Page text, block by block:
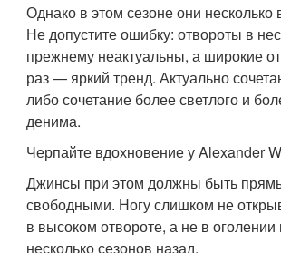
Однако в этом сезоне они
Не допустите ошибку: отвороты в
прежнему неактуальны, а широкие
раз — яркий тренд. Актуально
либо сочетание более светлого и
денима.
Черпайте вдохновение у Alexander
Джинсы при этом должны быть
свободными. Ногу слишком не
в высоком отвороте, а не в оголении
несколько сезонов назад.